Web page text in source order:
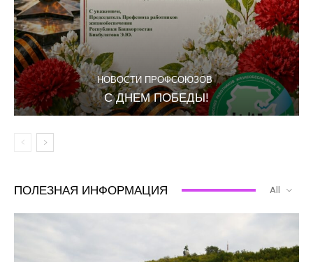
НОВОСТИ ПРОФСОЮЗОВ
С ДНЕМ ПОБЕДЫ!
ПОЛЕЗНАЯ ИНФОРМАЦИЯ All